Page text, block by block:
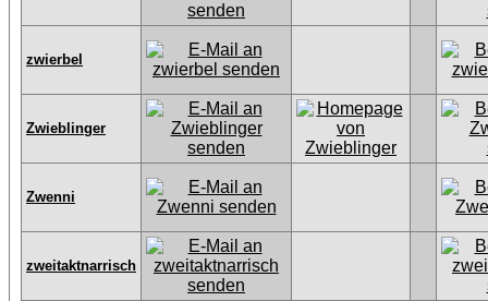
zwierbel
Zwieblinger
Zwenni
zweitaktnarrisch